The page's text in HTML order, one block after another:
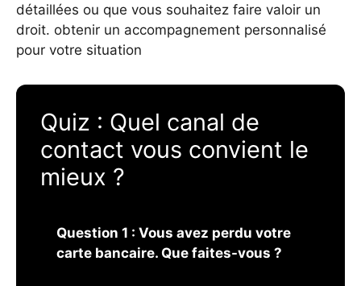
détaillées ou que vous souhaitez faire valoir un
droit. obtenir un accompagnement personnalisé
pour votre situation
Quiz : Quel canal de
contact vous convient le
mieux ?
Question 1 : Vous avez perdu votre
carte bancaire. Que faites-vous ?